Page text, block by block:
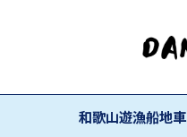
和歌山遊漁船地車